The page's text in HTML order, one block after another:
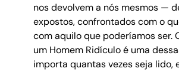
nos devolvem a nós mesmos —
expostos, confrontados com o
com aquilo que poderíamos ser.
um Homem Ridículo é uma
importa quantas vezes seja lido,